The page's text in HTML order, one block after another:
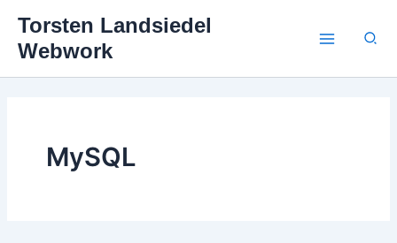
Inhalt
springen
Torsten Landsiedel
Webwork
MySQL